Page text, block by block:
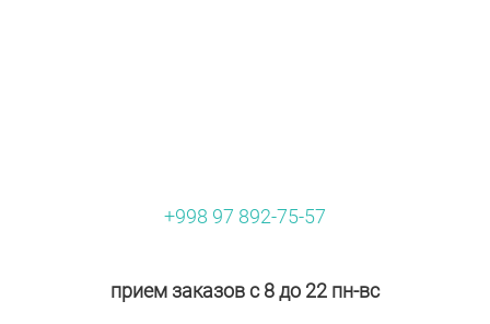
+998 97 892-75-57
прием заказов с 8 до 22 пн-вс